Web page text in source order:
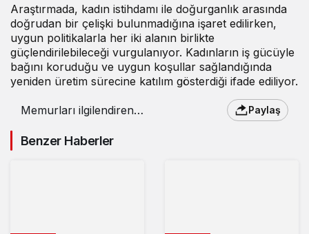
Araştırmada, kadın istihdamı ile doğurganlık arasında
doğrudan bir çelişki bulunmadığına işaret edilirken,
uygun politikalarla her iki alanın birlikte
güçlendirilebileceği vurgulanıyor. Kadınların iş gücüyle
bağını koruduğu ve uygun koşullar sağlandığında
yeniden üretim sürecine katılım gösterdiği ifade ediliyor.
Memurları ilgilendiren
Paylaş
Benzer Haberler